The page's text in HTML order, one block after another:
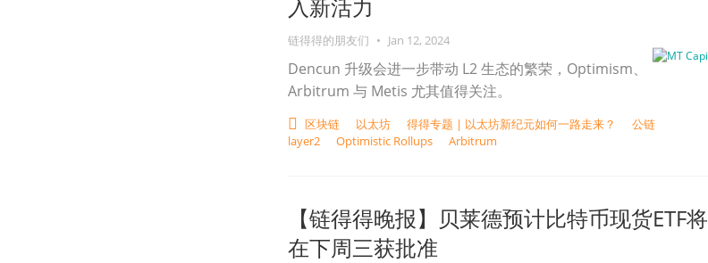
入新活力
链得得的朋友们 • Jan 12, 2024
Dencun 升级会进一步带动 L2 生态的繁荣，Optimism、
Arbitrum 与 Metis 尤其值得关注。
区块链 以太坊 得得专题 | 以太坊新纪元如何一路走来？
公链
layer2
Optimistic Rollups Arbitrum
【链得得晚报】贝莱德预计比特币现货ETF将
在下周三获批准